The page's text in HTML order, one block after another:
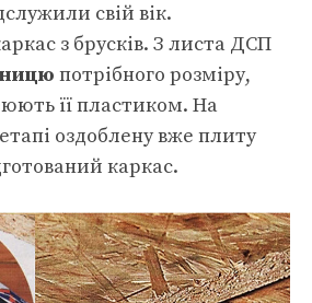
свій вік.
з брусків. З листа ДСП
потрібного розміру,
її пластиком. На
оздоблену вже плиту
каркас.